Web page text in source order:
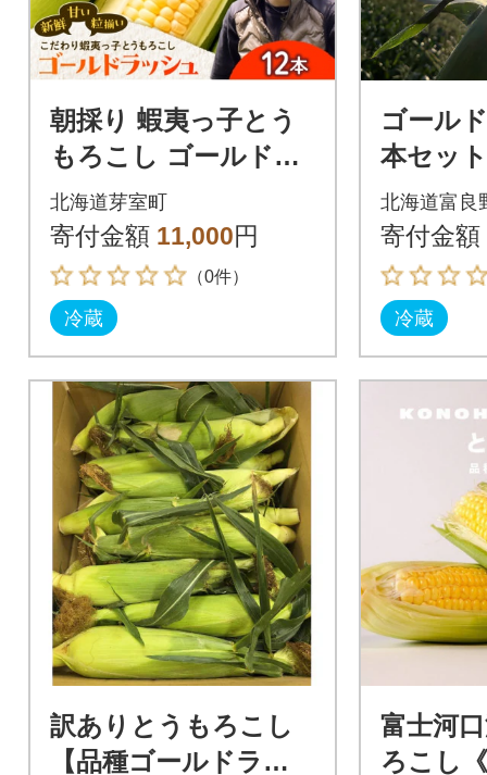
朝採り 蝦夷っ子とう
もろこし ゴールドラ
ッシュ 12本 me076-
009c-26
北海道芽室町
寄付金額 11,000円
（0件）
冷蔵
ゴール
本セッ
道富良
北海道富良
寄付金額
冷蔵
訳ありとうもろこし
【品種ゴールドラッ
富士河
ろこし